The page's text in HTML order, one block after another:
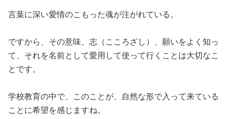
言葉に深い愛情のこもった魂が注がれている。
ですから、その意味、志（こころざし）、願いをよく知っ
て、それを名前として愛用して使って行くことは大切なこ
とです。
学校教育の中で、このことが、自然な形で入って来ている
ことに希望を感じますね。